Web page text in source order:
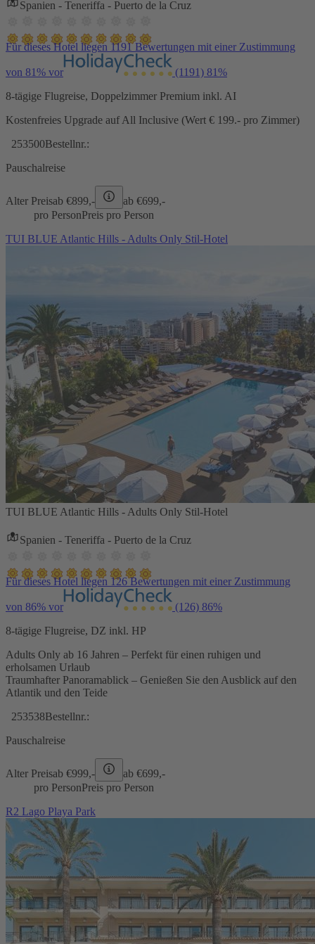
Spanien - Teneriffa - Puerto de la Cruz
Für dieses Hotel liegen 1191 Bewertungen mit einer Zustimmung
von 81% vor (1191) 81%
8-tägige Flugreise, Doppelzimmer Premium inkl. AI
Kostenfreies Upgrade auf All Inclusive (Wert € 199.- pro Zimmer)
253500Bestellnr.:
Pauschalreise
Alter Preisab €899,- ab €699,-
pro PersonPreis pro Person
TUI BLUE Atlantic Hills - Adults Only Stil-Hotel
TUI BLUE Atlantic Hills - Adults Only Stil-Hotel
Spanien - Teneriffa - Puerto de la Cruz
Für dieses Hotel liegen 126 Bewertungen mit einer Zustimmung
von 86% vor (126) 86%
8-tägige Flugreise, DZ inkl. HP
Adults Only ab 16 Jahren – Perfekt für einen ruhigen und
erholsamen Urlaub
Traumhafter Panoramablick – Genießen Sie den Ausblick auf den
Atlantik und den Teide
253538Bestellnr.:
Pauschalreise
Alter Preisab €999,- ab €699,-
pro PersonPreis pro Person
R2 Lago Playa Park